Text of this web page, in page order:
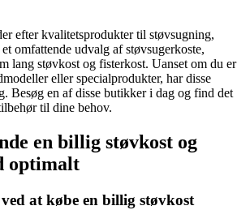
efter kvalitetsprodukter til støvsugning,
omfattende udvalg af støvsugerkoste,
lang støvkost og fisterkost. Uanset om du er
eller specialprodukter, har disse
Besøg en af ​​disse butikker i dag og find det
til dine behov.
en billig støvkost og
optimalt
at købe en billig støvkost